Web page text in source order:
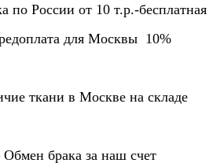
по России от 10 т.р.-бесплатная
для Москвы 10%
ткани в Москве на складе
брака за наш счет